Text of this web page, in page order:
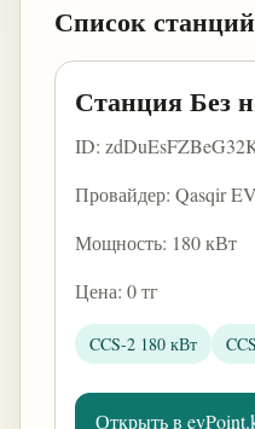
Список станций
Станция Без
ID:
Провайдер: Qasqir EV
Мощность: 180 кВт
Цена: 0 тг
CCS-2 180 кВт
Открыть в